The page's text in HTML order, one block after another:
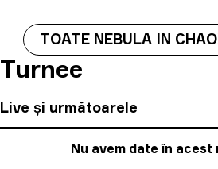
TOATE NEBULA IN
Turnee
Live și următoarele
Nu avem date în acest